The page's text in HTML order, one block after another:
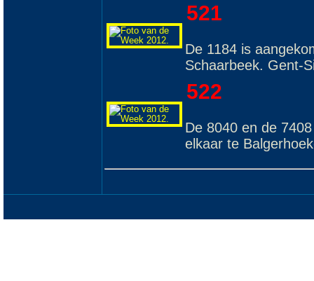
521
De 1184 is
Schaarbeek. Gent-
522
De 8040 en de
elkaar te